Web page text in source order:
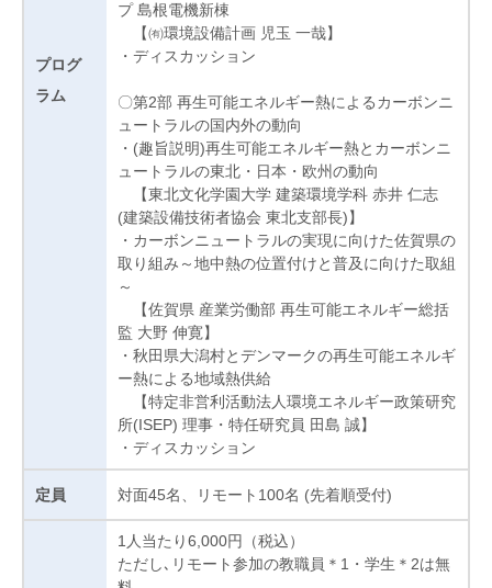
プログ
ラム
プ 島根電機新棟
【㈲環境設備計画 児玉 一哉】
・ディスカッション
〇第2部 再生可能エネルギー熱によるカーボンニ
ュートラルの国内外の動向
・(趣旨説明)再生可能エネルギー熱とカーボンニ
ュートラルの東北・日本・欧州の動向
【東北文化学園大学 建築環境学科 赤井 仁志
(建築設備技術者協会 東北支部長)】
・カーボンニュートラルの実現に向けた佐賀県の
取り組み～地中熱の位置付けと普及に向けた取組
～
【佐賀県 産業労働部 再生可能エネルギー総括
監 大野 伸寛】
・秋田県大潟村とデンマークの再生可能エネルギ
ー熱による地域熱供給
【特定非営利活動法人環境エネルギー政策研究
所(ISEP) 理事・特任研究員 田島 誠】
・ディスカッション
定員 対面45名、リモート100名 (先着順受付)
1人当たり6,000円（税込）
ただし､リモート参加の教職員＊1・学生＊2は無